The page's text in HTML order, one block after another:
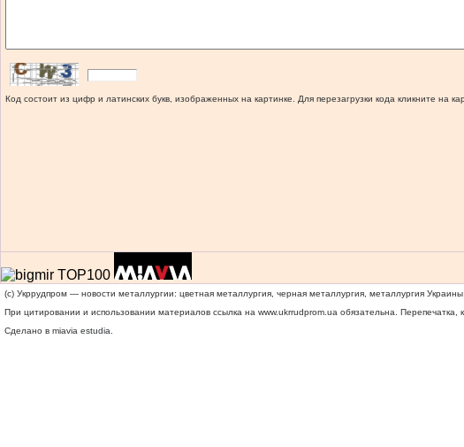
Код состоит из цифр и латинских букв, изображенных на картинке. Для перезагрузки кода кликните на
(c) Укррудпром — новости металлургии: цветная металлургия, черная металлургия, металлургия Украины
При цитировании и использовании материалов ссылка на www.ukrrudprom.ua обязательна. Перепечатка,
Сделано в miavia estudia.